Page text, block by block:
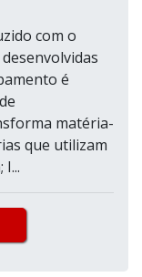
com o
é
matéria-
que utilizam